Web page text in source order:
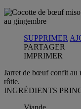
SUPPRIMER
PARTAGER
IMPRIMER
Jarret de bœuf confit au
rôtie.
INGRÉDIENTS
Viande